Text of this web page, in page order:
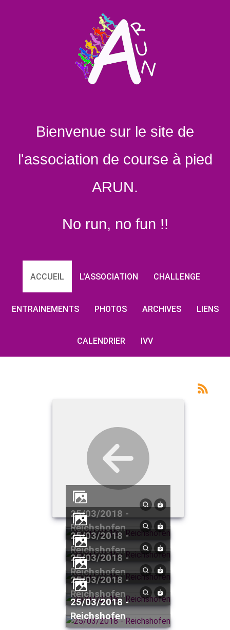
Bienvenue sur le site de
l'association de course à pied
ARUN.
No run, no fun !!
ACCUEIL L'ASSOCIATION CHALLENGE
ENTRAINEMENTS PHOTOS ARCHIVES LIENS
CALENDRIER IVV
25/03/2018 -
Reichshofen
25/03/2018 -
Reichshofen
25/03/2018 -
Reichshofen
25/03/2018 -
Reichshofen
25/03/2018 -
Reichshofen